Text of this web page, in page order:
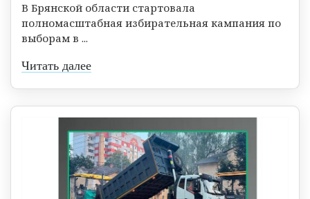
В Брянской области стартовала
полномасштабная избирательная кампания по
выборам в ...
Читать далее